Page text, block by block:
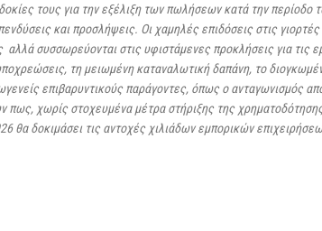
τους για την εξέλιξη των πωλήσεων κατά την
και προσλήψεις. Οι χαμηλές επιδόσεις στις
συσσωρεύονται στις υφιστάμενες προκλήσεις για τις
τη μειωμένη καταναλωτική δαπάνη, το
επιβαρυντικούς παράγοντες, όπως ο ανταγωνισμός
χωρίς στοχευμένα μέτρα στήριξης της
θα δοκιμάσει τις αντοχές χιλιάδων εμπορικών